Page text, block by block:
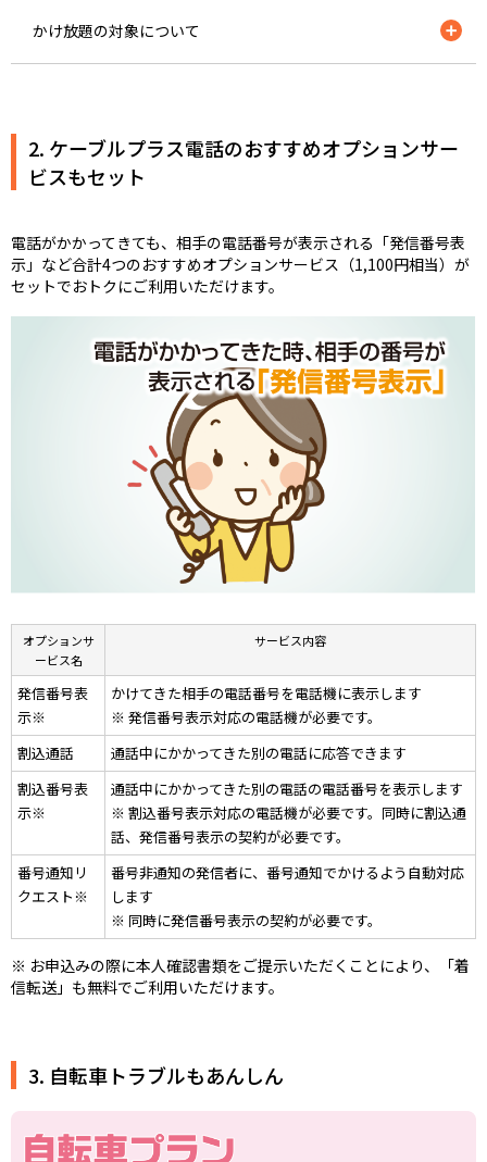
かけ放題の対象について
社が料金設定している電話番号への通話や番号案内(104)、行
政1XYサービス(188/189)、SMS送信、衛星電話/衛星船舶電話
への通話は無料通話の対象外となります。
2. ケーブルプラス電話のおすすめオプションサー
ビスもセット
電話がかかってきても、相手の電話番号が表示される「発信番号表
示」など合計4つのおすすめオプションサービス（1,100円相当）が
セットでおトクにご利用いただけます。
オプションサ
ービス名
サービス内容
発信番号表
示※
かけてきた相手の電話番号を電話機に表示します
※ 発信番号表示対応の電話機が必要です。
割込通話
通話中にかかってきた別の電話に応答できます
割込番号表
示※
通話中にかかってきた別の電話の電話番号を表示します
※ 割込番号表示対応の電話機が必要です。同時に割込通
話、発信番号表示の契約が必要です。
番号通知リ
クエスト※
番号非通知の発信者に、番号通知でかけるよう自動対応
します
※ 同時に発信番号表示の契約が必要です。
※ お申込みの際に本人確認書類をご提示いただくことにより、「着
信転送」も無料でご利用いただけます。
3. 自転車トラブルもあんしん